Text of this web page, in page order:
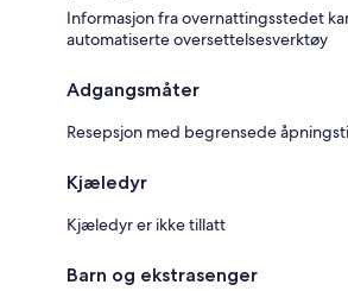
Informasjon fra overnattingsstedet
automatiserte oversettelsesverktøy
Adgangsmåter
Resepsjon med begrensede
Kjæledyr
Kjæledyr er ikke tillatt
Barn og ekstrasenger